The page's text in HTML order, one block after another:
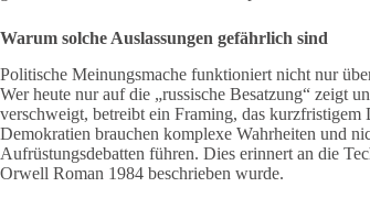
Warum solche Auslassungen gefährlich sind
Politische Meinungsmache funktioniert nicht nur
Wer heute nur auf die „russische Besatzung“ zeigt
verschweigt, betreibt ein Framing, das
Demokratien brauchen komplexe Wahrheiten und
Aufrüstungsdebatten führen. Dies erinnert an die
Orwell Roman 1984 beschrieben wurde.